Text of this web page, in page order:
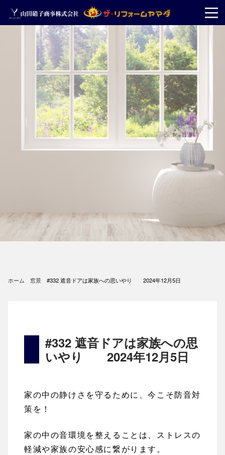
ホーム 窓景 #332 遮音ドアは家族への思いやり 2024年12月5日
#332 遮音ドアは家族への思
いやり 2024年12月5日
家の中の静けさを守るために、今こそ防音対
策を！
家の中の音環境を整えることは、ストレスの
軽減や家族の安心感に繋がります。